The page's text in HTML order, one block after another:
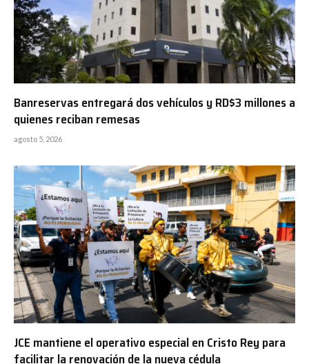
Banreservas entregará dos vehículos y RD$3 millones a
quienes reciban remesas
agosto 5, 2026
JCE mantiene el operativo especial en Cristo Rey para
facilitar la renovación de la nueva cédula